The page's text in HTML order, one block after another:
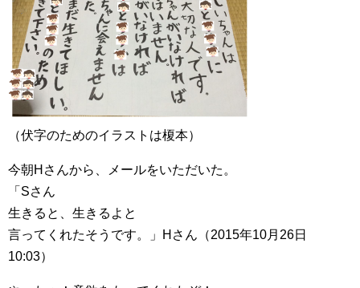
（伏字のためのイラストは榎本）
今朝Hさんから、メールをいただいた。
「Sさん
生きると、生きるよと
言ってくれたそうです。」Hさん（2015年10月26日
10:03）